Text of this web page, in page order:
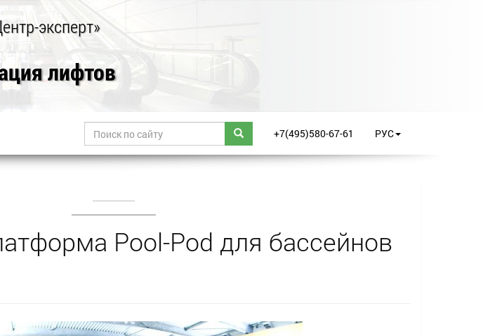
эксперт»
лифтов
+7(495)580-67-61 РУС
Pool-Pod для бассейнов